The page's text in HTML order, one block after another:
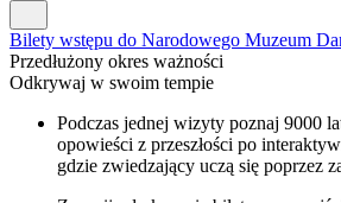
Bilety wstępu do Narodowego Muzeum
Przedłużony okres ważności
Odkrywaj w swoim tempie
Podczas jednej wizyty poznaj 9000
opowieści z przeszłości po
gdzie zwiedzający uczą się poprzez